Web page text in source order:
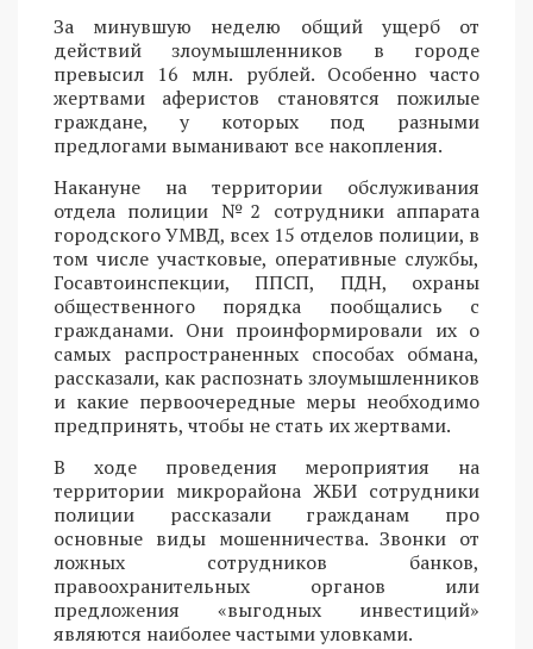
За минувшую неделю общий ущерб от
действий злоумышленников в городе
превысил 16 млн. рублей. Особенно часто
жертвами аферистов становятся пожилые
граждане, у которых под разными
предлогами выманивают все накопления.
Накануне на территории обслуживания
отдела полиции №2 сотрудники аппарата
городского УМВД, всех 15 отделов полиции, в
том числе участковые, оперативные службы,
Госавтоинспекции, ППСП, ПДН, охраны
общественного порядка пообщались с
гражданами. Они проинформировали их о
самых распространенных способах обмана,
рассказали, как распознать злоумышленников
и какие первоочередные меры необходимо
предпринять, чтобы не стать их жертвами.
В ходе проведения мероприятия на
территории микрорайона ЖБИ сотрудники
полиции рассказали гражданам про
основные виды мошенничества. Звонки от
ложных сотрудников банков,
правоохранительных органов или
предложения «выгодных инвестиций»
являются наиболее частыми уловками.